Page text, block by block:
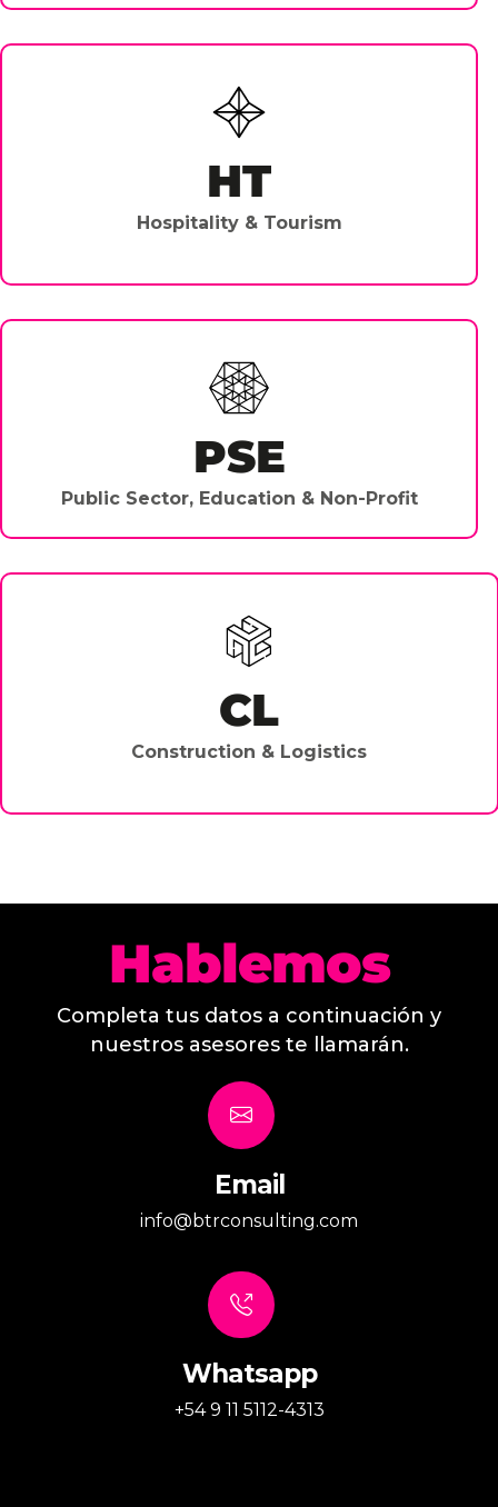
HT
Hospitality & Tourism
PSE
Public Sector, Education & Non-Profit
CL
Construction & Logistics
Hablemos
Completa tus datos a continuación y
nuestros asesores te llamarán.
Email
info@btrconsulting.com
Whatsapp
+54 9 11 5112-4313